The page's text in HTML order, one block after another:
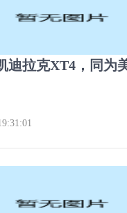
迪拉克XT4，同为